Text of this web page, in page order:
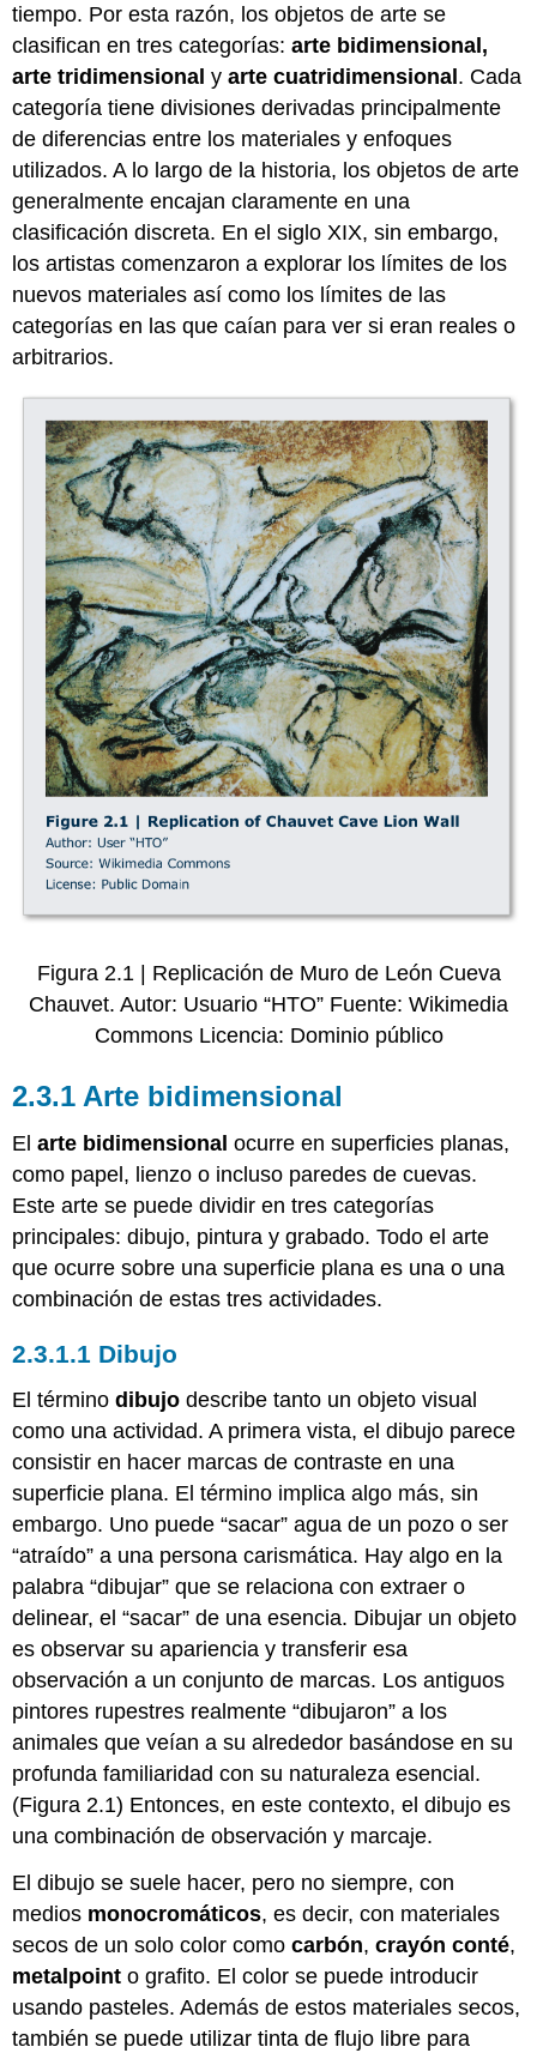
tiempo. Por esta razón, los objetos de arte se
clasifican en tres categorías:arte bidimensional,
arte tridimensional yarte cuatridimensional. Cada
categoría tiene divisiones derivadas principalmente
de diferencias entre los materiales y enfoques
utilizados. A lo largo de la historia, los objetos de arte
generalmente encajan claramente en una
clasificación discreta. En el siglo XIX, sin embargo,
los artistas comenzaron a explorar los límites de los
nuevos materiales así como los límites de las
categorías en las que caían para ver si eran reales o
arbitrarios.
Figura 2.1 | Replicación de Muro de León Cueva
Chauvet. Autor: Usuario “HTO” Fuente: Wikimedia
Commons Licencia: Dominio público
2.3.1 Arte bidimensional
Elarte bidimensional ocurre en superficies planas,
como papel, lienzo o incluso paredes de cuevas.
Este arte se puede dividir en tres categorías
principales: dibujo, pintura y grabado. Todo el arte
que ocurre sobre una superficie plana es una o una
combinación de estas tres actividades.
2.3.1.1 Dibujo
El términodibujo describe tanto un objeto visual
como una actividad. A primera vista, el dibujo parece
consistir en hacer marcas de contraste en una
superficie plana. El término implica algo más, sin
embargo. Uno puede “sacar” agua de un pozo o ser
“atraído” a una persona carismática. Hay algo en la
palabra “dibujar” que se relaciona con extraer o
delinear, el “sacar” de una esencia. Dibujar un objeto
es observar su apariencia y transferir esa
observación a un conjunto de marcas. Los antiguos
pintores rupestres realmente “dibujaron” a los
animales que veían a su alrededor basándose en su
profunda familiaridad con su naturaleza esencial.
(Figura 2.1) Entonces, en este contexto, el dibujo es
una combinación de observación y marcaje.
El dibujo se suele hacer, pero no siempre, con
medios monocromáticos, es decir, con materiales
secos de un solo color comocarbón,crayón conté,
metalpoint o grafito. El color se puede introducir
usando pasteles. Además de estos materiales secos,
también se puede utilizar tinta de flujo libre para